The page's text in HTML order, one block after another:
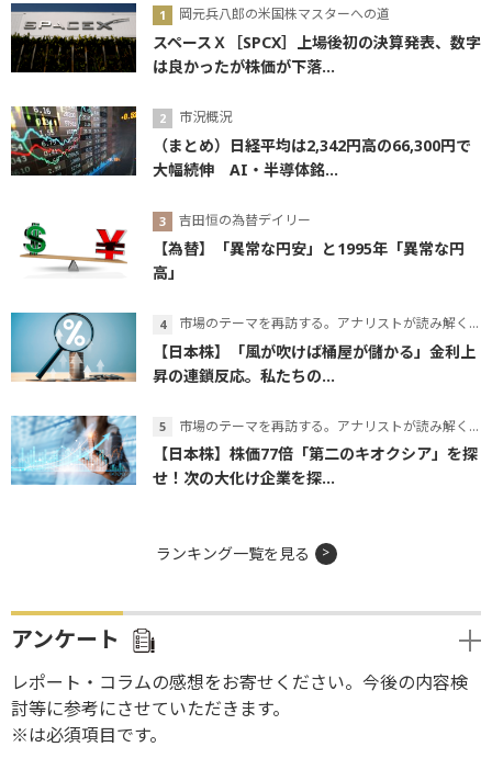
岡元兵八郎の米国株マスターへの道
スペースＸ［SPCX］上場後初の決算発表、数字
は良かったが株価が下落...
市況概況
（まとめ）日経平均は2,342円高の66,300円で
大幅続伸 AI・半導体銘...
吉田恒の為替デイリー
【為替】「異常な円安」と1995年「異常な円
高」
市場のテーマを再訪する。アナリストが読み解くテーマの本質
【日本株】「風が吹けば桶屋が儲かる」金利上
昇の連鎖反応。私たちの...
市場のテーマを再訪する。アナリストが読み解くテーマの本質
【日本株】株価77倍「第二のキオクシア」を探
せ！次の大化け企業を探...
ランキング一覧を見る
アンケート
レポート・コラムの感想をお寄せください。今後の内容検
討等に参考にさせていただきます。
※は必須項目です。